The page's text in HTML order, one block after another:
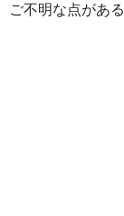
ご不明な点があ